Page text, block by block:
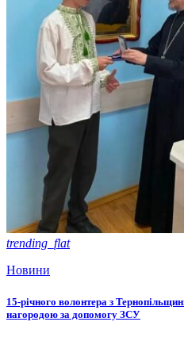
trending_flat
Новини
15-річного волонтера з
нагородою за допомогу ЗСУ